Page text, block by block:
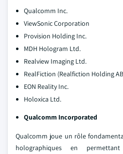
Qualcomm Inc.
ViewSonic Corporation
Provision Holding Inc.
MDH Hologram Ltd.
Realview Imaging Ltd.
RealFiction (Realfiction Holding
EON Reality Inc.
Holoxica Ltd.
Qualcomm Incorporated
Qualcomm joue un rôle
holographiques en